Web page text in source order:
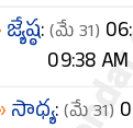
జ్యేష్ఠ:(మే 31)
09:38 AM
సాధ్య:(మే 31)